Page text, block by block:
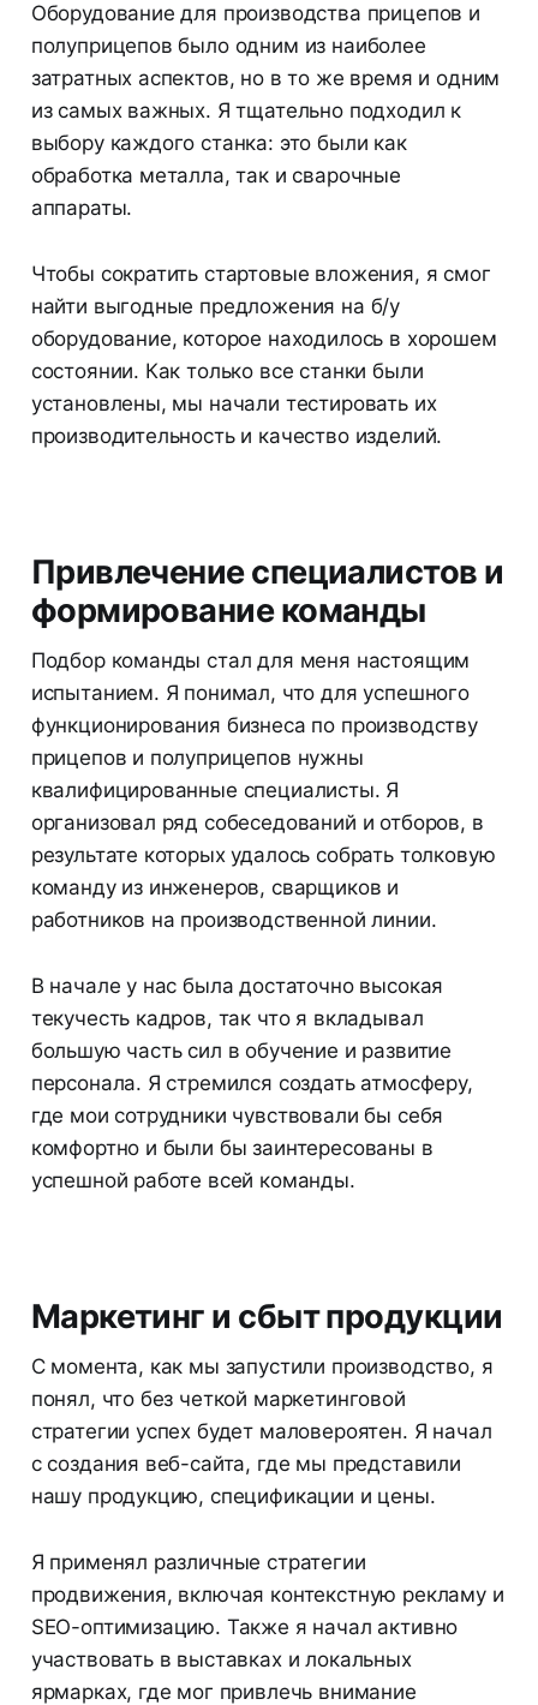
Оборудование для производства прицепов и
полуприцепов было одним из наиболее
затратных аспектов, но в то же время и одним
из самых важных. Я тщательно подходил к
выбору каждого станка: это были как
обработка металла, так и сварочные
аппараты.
Чтобы сократить стартовые вложения, я смог
найти выгодные предложения на б/у
оборудование, которое находилось в хорошем
состоянии. Как только все станки были
установлены, мы начали тестировать их
производительность и качество изделий.
Привлечение специалистов и
формирование команды
Подбор команды стал для меня настоящим
испытанием. Я понимал, что для успешного
функционирования бизнеса по производству
прицепов и полуприцепов нужны
квалифицированные специалисты. Я
организовал ряд собеседований и отборов, в
результате которых удалось собрать толковую
команду из инженеров, сварщиков и
работников на производственной линии.
В начале у нас была достаточно высокая
текучесть кадров, так что я вкладывал
большую часть сил в обучение и развитие
персонала. Я стремился создать атмосферу,
где мои сотрудники чувствовали бы себя
комфортно и были бы заинтересованы в
успешной работе всей команды.
Маркетинг и сбыт продукции
С момента, как мы запустили производство, я
понял, что без четкой маркетинговой
стратегии успех будет маловероятен. Я начал
с создания веб-сайта, где мы представили
нашу продукцию, спецификации и цены.
Я применял различные стратегии
продвижения, включая контекстную рекламу и
SEO-оптимизацию. Также я начал активно
участвовать в выставках и локальных
ярмарках, где мог привлечь внимание